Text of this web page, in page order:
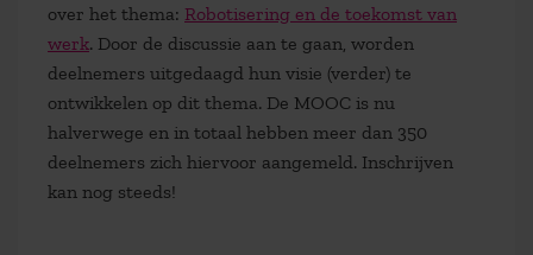
over het thema: Robotisering en de toekomst van
werk. Door de discussie aan te gaan, worden
deelnemers uitgedaagd hun visie (verder) te
ontwikkelen op dit thema. De MOOC is nu
halverwege en in totaal hebben meer dan 350
deelnemers zich hiervoor aangemeld. Inschrijven
kan nog steeds!